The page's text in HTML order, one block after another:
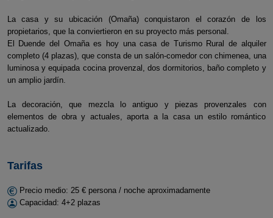
La casa y su ubicación (Omaña) conquistaron el corazón de los
propietarios, que la conviertieron en su proyecto más personal.
El Duende del Omaña es hoy una casa de Turismo Rural de alquiler
completo (4 plazas), que consta de un salón-comedor con chimenea, una
luminosa y equipada cocina provenzal, dos dormitorios, baño completo y
un amplio jardín.
La decoración, que mezcla lo antiguo y piezas provenzales con
elementos de obra y actuales, aporta a la casa un estilo romántico
actualizado.
Tarifas
Precio medio: 25 € persona / noche aproximadamente
Capacidad: 4+2 plazas